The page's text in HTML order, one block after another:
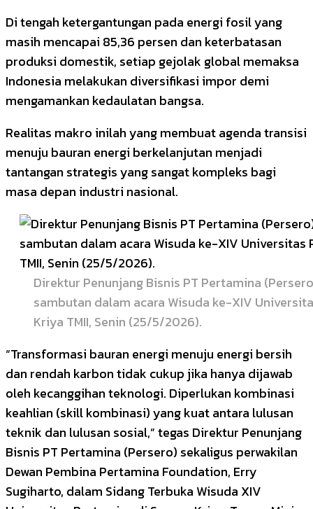
Di tengah ketergantungan pada energi fosil yang
masih mencapai 85,36 persen dan keterbatasan
produksi domestik, setiap gejolak global memaksa
Indonesia melakukan diversifikasi impor demi
mengamankan kedaulatan bangsa.
Realitas makro inilah yang membuat agenda transisi
menuju bauran energi berkelanjutan menjadi
tantangan strategis yang sangat kompleks bagi
masa depan industri nasional.
Direktur Penunjang Bisnis PT Pertamina
sambutan dalam acara Wisuda ke-XIV
Kriya TMII, Senin (25/5/2026).
“Transformasi bauran energi menuju energi bersih
dan rendah karbon tidak cukup jika hanya dijawab
oleh kecanggihan teknologi. Diperlukan kombinasi
keahlian (skill kombinasi) yang kuat antara lulusan
teknik dan lulusan sosial,” tegas Direktur Penunjang
Bisnis PT Pertamina (Persero) sekaligus perwakilan
Dewan Pembina Pertamina Foundation, Erry
Sugiharto, dalam Sidang Terbuka Wisuda XIV